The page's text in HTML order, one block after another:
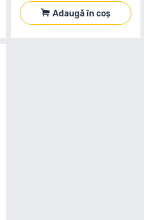
Adaugă în coș